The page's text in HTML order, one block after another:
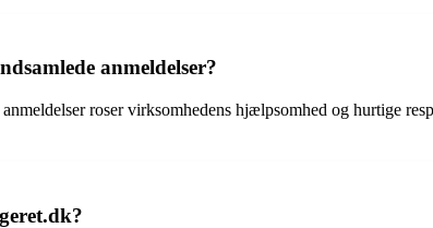
anmeldelser?
roser virksomhedens hjælpsomhed og hurtige